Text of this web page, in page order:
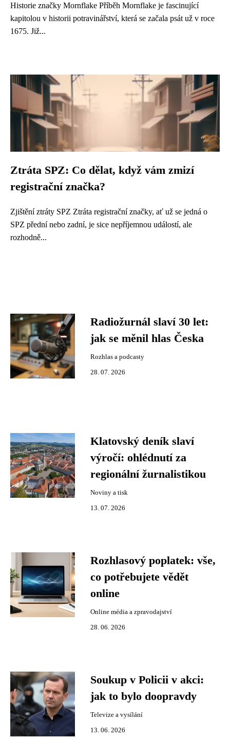
Historie značky Mornflake Příběh Mornflake je fascinující
kapitolou v historii potravinářství, která se začala psát už v roce
1675. Již...
Ztráta SPZ: Co dělat, když vám zmizí
registrační značka?
Zjištění ztráty SPZ Ztráta registrační značky, ať už se jedná o
SPZ přední nebo zadní, je sice nepříjemnou událostí, ale
rozhodně...
Radiožurnál slaví 30 let:
jak se měnil hlas Česka
Rozhlas a podcasty
28. 07. 2026
Klatovský deník slaví
výročí: ohlédnutí za
regionální žurnalistikou
Noviny a tisk
13. 07. 2026
Rozhlasový poplatek: vše,
co potřebujete vědět
online
Online média a zpravodajství
28. 06. 2026
Soukup v Policii v akci:
jak to bylo doopravdy
Televize a vysílání
13. 06. 2026